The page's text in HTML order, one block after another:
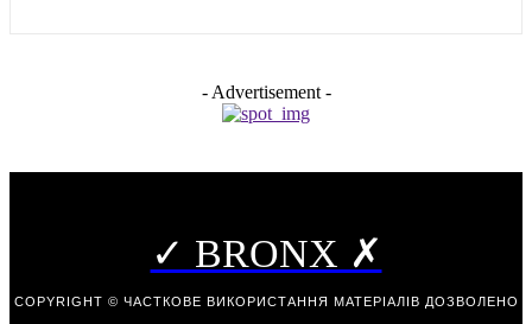
- Advertisement -
✓ BRONX ✗
COPYRIGHT © ЧАСТКОВЕ ВИКОРИСТАННЯ МАТЕРІАЛІВ ДОЗВОЛЕНО